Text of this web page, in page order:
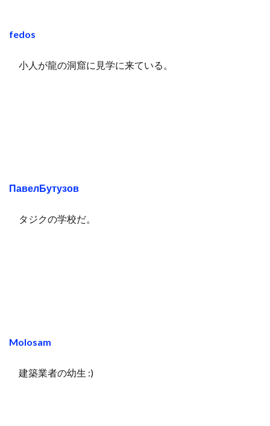
fedos
小人が龍の洞窟に見学に来ている。
ПавелБутузов
タジクの学校だ。
Molosam
建築業者の幼生 :)